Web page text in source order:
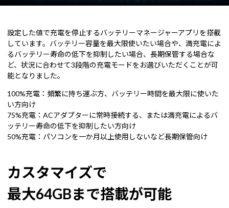
設定した値で充電を停止するバッテリーマネージャーアプリを搭載
しています。バッテリー容量を最大限使いたい場合や、満充電によ
るバッテリー寿命の低下を抑制したい場合、長期保管する場合な
ど、状況に合わせて3段階の充電モードをお選びいただくことが可
能となりました。
100%充電：頻繁に持ち運ぶ方、バッテリー時間を最大限に使いた
い方向け
75%充電：ACアダプターに常時接続する、または満充電によるバ
ッテリー寿命の低下を抑制したい方向け
50%充電：パソコンを一か月以上使用しないなど長期保管向け
カスタマイズで
最大64GBまで搭載が可能